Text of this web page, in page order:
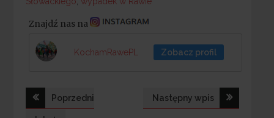
Znajdź nas na
KochamRawePL Zobacz profil
Nawigacja
Poprzedni Następny wpis